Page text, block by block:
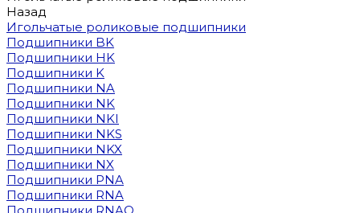
Назад
Игольчатые роликовые подшипники
Подшипники BK
Подшипники HK
Подшипники K
Подшипники NA
Подшипники NK
Подшипники NKI
Подшипники NKS
Подшипники NKX
Подшипники NX
Подшипники PNA
Подшипники RNA